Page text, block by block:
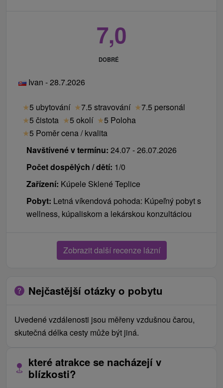
7,0
DOBRÉ
Ivan - 28.7.2026
★5 ubytování ★7.5 stravování ★7.5 personál
★5 čistota ★5 okolí ★5 Poloha
★5 Poměr cena / kvalita
Navštívené v termínu: 24.07 - 26.07.2026
Počet dospělých / dětí: 1/0
Zařízení: Kúpele Sklené Teplice
Pobyt: Letná víkendová pohoda: Kúpeľný pobyt s
wellness, kúpaliskom a lekárskou konzultáciou
Zobrazit další recenze lázní
Nejčastější otázky o pobytu
Uvedené vzdálenosti jsou měřeny vzdušnou čarou,
skutečná délka cesty může být jiná.
které atrakce se nacházejí v
blízkosti?